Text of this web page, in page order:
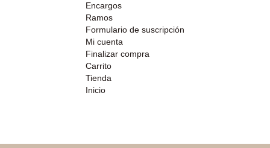
Encargos
Ramos
Formulario de suscripción
Mi cuenta
Finalizar compra
Carrito
Tienda
Inicio